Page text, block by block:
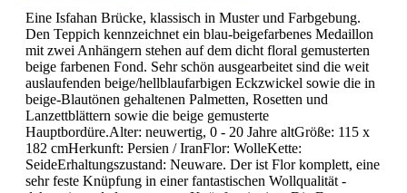
Eine Isfahan Brücke, klassisch in Muster und Farbgebung.
Den Teppich kennzeichnet ein blau-beigefarbenes Medaillon
mit zwei Anhängern stehen auf dem dicht floral gemusterten
beige farbenen Fond. Sehr schön ausgearbeitet sind die weit
auslaufenden beige/hellblaufarbigen Eckzwickel sowie die in
beige-Blautönen gehaltenen Palmetten, Rosetten und
Lanzettblättern sowie die beige gemusterte
Hauptbordüre.Alter: neuwertig, 0 - 20 Jahre altGröße: 115 x
182 cmHerkunft: Persien / IranFlor: WolleKette:
SeideErhaltungszustand: Neuware. Der ist Flor komplett, eine
sehr feste Knüpfung in einer fantastischen Wollqualität -